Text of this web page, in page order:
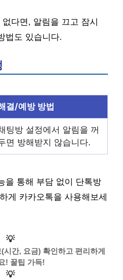
다면, 알림을 끄고 잠시
법도 있습니다.
결/예방 방법
팅방 설정에서 알림을 꺼
면 방해받지 않습니다.
을 통해 부담 없이 단톡방
게 카카오톡을 사용해보세
💡
간, 요금) 확인하고 편리하게
! 꿀팁 가득!
💡